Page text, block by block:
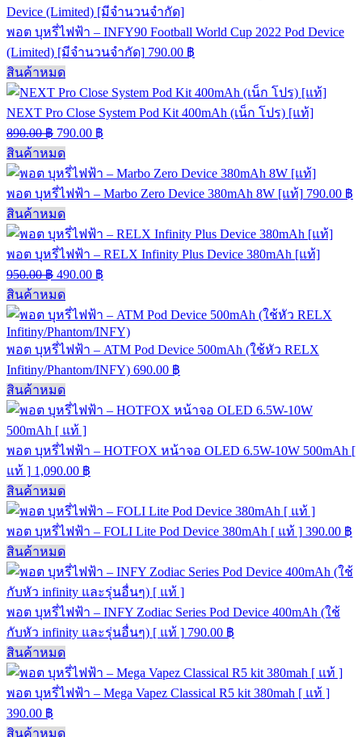
พอต บุหรี่ไฟฟ้า – INFY90 Football World Cup 2022 Pod Device
(Limited) [มีจำนวนจำกัด] 790.00 ฿
สินค้าหมด
NEXT Pro Close System Pod Kit 400mAh (เน็ก โปร) [แท้]
890.00฿ 790.00 ฿
สินค้าหมด
พอต บุหรี่ไฟฟ้า – Marbo Zero Device 380mAh 8W [แท้] 790.00 ฿
สินค้าหมด
พอต บุหรี่ไฟฟ้า – RELX Infinity Plus Device 380mAh [แท้]
950.00฿ 490.00 ฿
สินค้าหมด
พอต บุหรี่ไฟฟ้า – ATM Pod Device 500mAh (ใช้หัว RELX
Infitiny/Phantom/INFY) 690.00 ฿
สินค้าหมด
พอต บุหรี่ไฟฟ้า – HOTFOX หน้าจอ OLED 6.5W-10W 500mAh [
แท้ ] 1,090.00 ฿
สินค้าหมด
พอต บุหรี่ไฟฟ้า – FOLI Lite Pod Device 380mAh [ แท้ ] 390.00 ฿
สินค้าหมด
พอต บุหรี่ไฟฟ้า – INFY Zodiac Series Pod Device 400mAh (ใช้
กับหัว infinity และรุ่นอื่นๆ) [ แท้ ] 790.00 ฿
สินค้าหมด
พอต บุหรี่ไฟฟ้า – Mega Vapez Classical R5 kit 380mah [ แท้ ]
390.00 ฿
สินค้าหมด